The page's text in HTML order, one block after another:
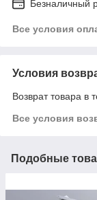
Безналичный
Все условия
Условия
Возврат товара в
Все условия
Подобные